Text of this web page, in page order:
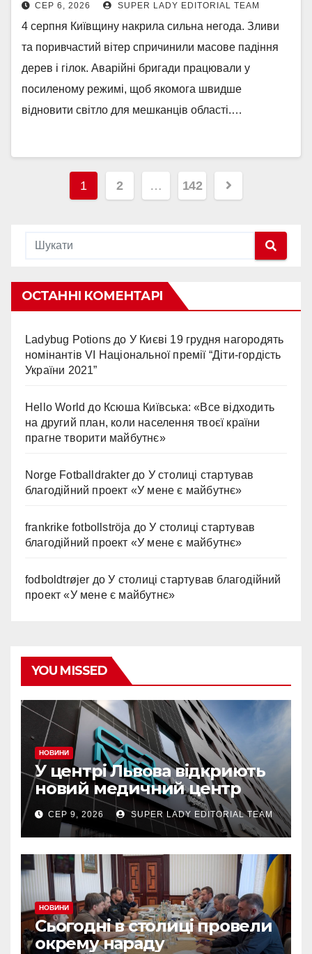
СЕР 6, 2026 SUPER LADY EDITORIAL TEAM
4 серпня Київщину накрила сильна негода. Зливи
та поривчастий вітер спричинили масове падіння
дерев і гілок. Аварійні бригади працювали у
посиленому режимі, щоб якомога швидше
відновити світло для мешканців області.…
1 2 … 142
ОСТАННІ КОМЕНТАРІ
Ladybug Potions до У Києві 19 грудня нагородять
номінантів VI Національної премії “Діти-гордість
України 2021”
Hello World до Ксюша Київська: «Все відходить
на другий план, коли населення твоєї країни
прагне творити майбутнє»
Norge Fotballdrakter до У столиці стартував
благодійний проект «У мене є майбутнє»
frankrike fotbollströja доУ столиці стартував
благодійний проект «У мене є майбутнє»
fodboldtrøjer доУ столиці стартував благодійний
проект «У мене є майбутнє»
YOU MISSED
НОВИНИ
У центрі Львова відкриють
новий медичний центр
Comed з діагностикою
Siemens та можливістю
пройти чек-ап
СЕР 9, 2026 SUPER LADY EDITORIAL TEAM
НОВИНИ
Сьогодні в столиці провели
окрему нараду